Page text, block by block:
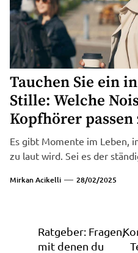
Tauchen Sie ein
Stille: Welche
Kopfhörer passen
Es gibt Momente im Leben,
zu laut wird. Sei es der
Mirkan Acikelli 28/02/2025
Ratgeber: Fragen,
mit denen du